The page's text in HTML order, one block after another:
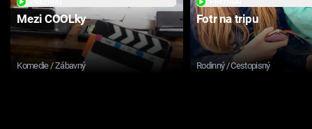
Mezi COOLky
Komedie / Zábavný
Fotr na tripu
Rodinný / Cestopisný